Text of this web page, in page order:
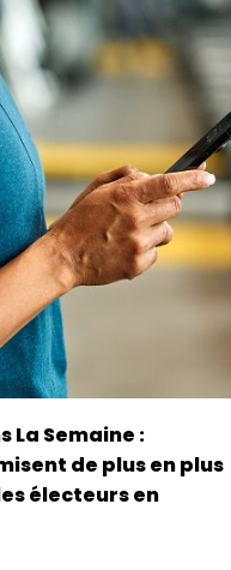
La Semaine :
de plus en plus
électeurs en